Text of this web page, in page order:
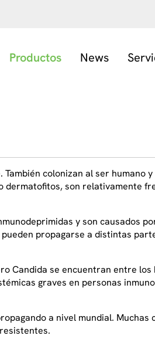
Productos News
colonizan al ser
son relativamente
y son causados
propagarse a distintas
Candida se encuentran entre
graves en personas
a nivel mundial.